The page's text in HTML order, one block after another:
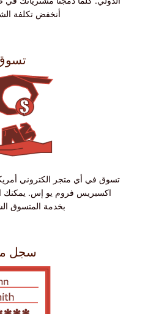
أنخفض تكلفة
تسوق
تسوق في أي متجر الكتروني
اكسبريس فروم يو إس. يمكنك
بخدمة المتسوق
سجل